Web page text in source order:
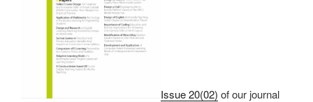
Issue 20(02) of our journal